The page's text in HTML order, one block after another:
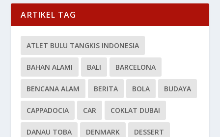
ARTIKEL TAG
ATLET BULU TANGKIS INDONESIA
BAHAN ALAMI BALI BARCELONA
BENCANA ALAM BERITA BOLA BUDAYA
CAPPADOCIA CAR COKLAT DUBAI
DANAU TOBA DENMARK DESSERT